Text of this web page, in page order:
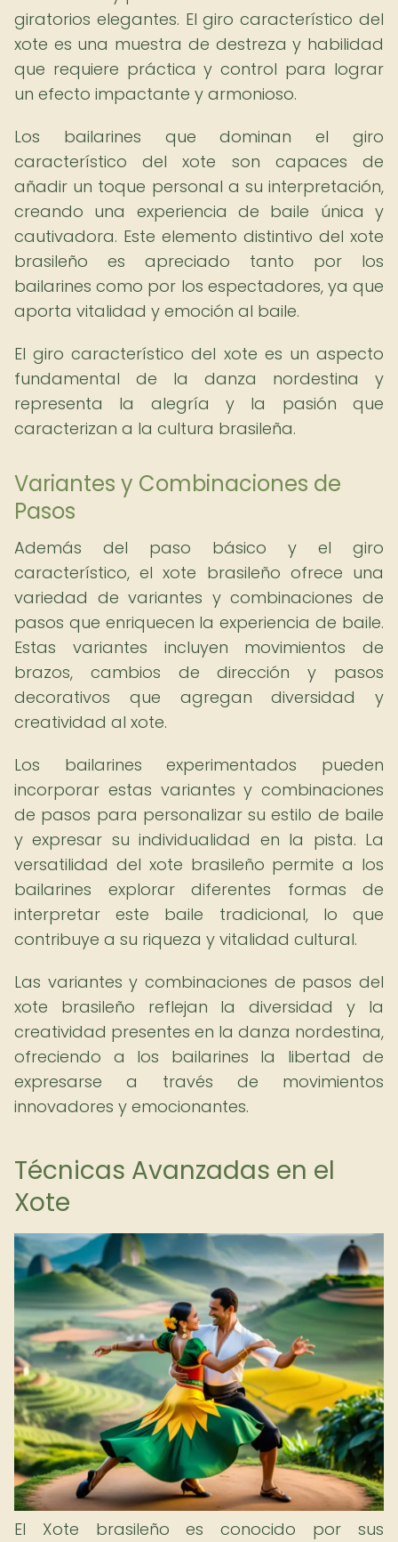
giratorios elegantes. El giro característico del
xote es una muestra de destreza y habilidad
que requiere práctica y control para lograr
un efecto impactante y armonioso.
Los bailarines que dominan el giro
característico del xote son capaces de
añadir un toque personal a su interpretación,
creando una experiencia de baile única y
cautivadora. Este elemento distintivo del xote
brasileño es apreciado tanto por los
bailarines como por los espectadores, ya que
aporta vitalidad y emoción al baile.
El giro característico del xote es un aspecto
fundamental de la danza nordestina y
representa la alegría y la pasión que
caracterizan a la cultura brasileña.
Variantes y Combinaciones de
Pasos
Además del paso básico y el giro
característico, el xote brasileño ofrece una
variedad de variantes y combinaciones de
pasos que enriquecen la experiencia de baile.
Estas variantes incluyen movimientos de
brazos, cambios de dirección y pasos
decorativos que agregan diversidad y
creatividad al xote.
Los bailarines experimentados pueden
incorporar estas variantes y combinaciones
de pasos para personalizar su estilo de baile
y expresar su individualidad en la pista. La
versatilidad del xote brasileño permite a los
bailarines explorar diferentes formas de
interpretar este baile tradicional, lo que
contribuye a su riqueza y vitalidad cultural.
Las variantes y combinaciones de pasos del
xote brasileño reflejan la diversidad y la
creatividad presentes en la danza nordestina,
ofreciendo a los bailarines la libertad de
expresarse a través de movimientos
innovadores y emocionantes.
Técnicas Avanzadas en el
Xote
El Xote brasileño es conocido por sus